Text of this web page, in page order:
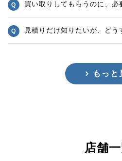
買い取りしてもらうのに、必
見積りだけ知りたいが、どう
もっと
店舗